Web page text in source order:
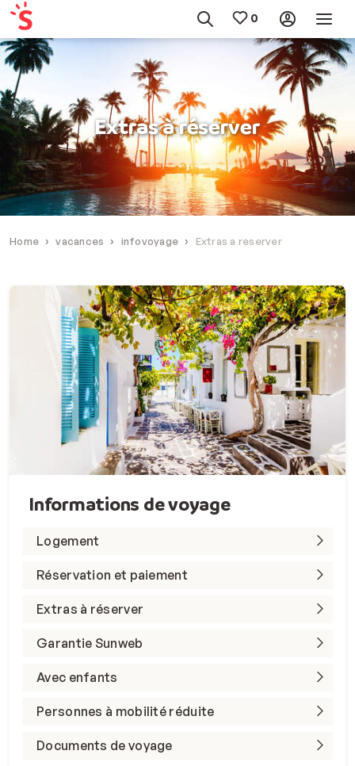
Extras à réserver
Home vacances infovoyage Extras a reserver
Informations de voyage
Logement
Réservation et paiement
Extras à réserver
Garantie Sunweb
Avec enfants
Personnes à mobilité réduite
Documents de voyage